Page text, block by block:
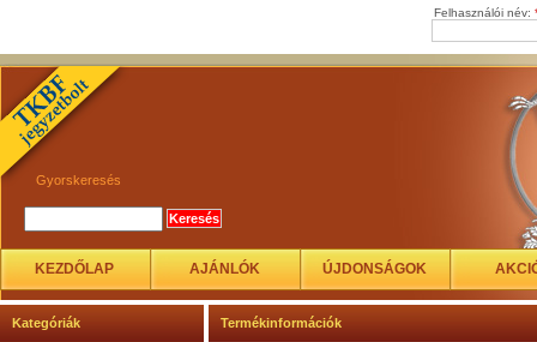
Felhasználói név:
Gyorskeresés
KEZDŐLAP AJÁNLÓK ÚJDONSÁGOK
Kategóriák Termékinformációk